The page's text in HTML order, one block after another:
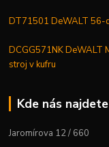
DT71501 DeWALT 56-
DCGG571NK DeWALT
stroj v kufru
Kde nás najdete
Jaromírova 12 / 660